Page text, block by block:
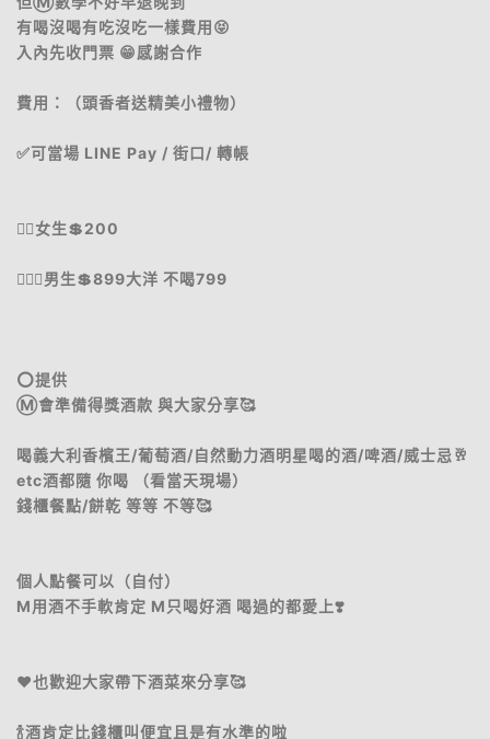
有喝沒喝有吃沒吃一樣費用😝
入內先收門票 😁感謝合作
費用：（頭香者送精美小禮物）
✅可當場 LINE Pay / 街口/ 轉帳
🧜‍♀️女生💲200
🧜🏻‍♂️男生💲899大洋 不喝799
⭕️提供
Ⓜ️會準備得獎酒款 與大家分享🥰
喝義大利香檳王/葡萄酒/自然動力酒明星喝的酒/啤酒/威士忌🥂
etc酒都隨 你喝 （看當天現場）
錢櫃餐點/餅乾 等等 不等🥰
個人點餐可以（自付）
M用酒不手軟肯定 M只喝好酒 喝過的都愛上❣️
♥️也歡迎大家帶下酒菜來分享🥰
🍾酒肯定比錢櫃叫便宜且是有水準的啦